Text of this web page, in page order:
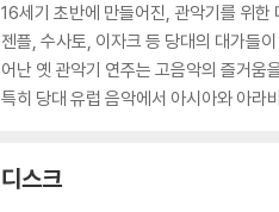
16세기 초반에 만들어진, 관악기를 위한
젠플, 수사토, 이자크 등 당대의 대가들
어난 옛 관악기 연주는 고음악의 즐거움
특히 당대 유럽 음악에서 아시아와 아라
디스크